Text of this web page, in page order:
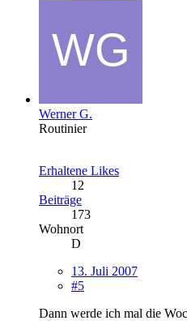
Werner G.
Routinier
Erhaltene Likes
12
Beiträge
173
Wohnort
D
13. Juli 2007
#5
Dann werde ich mal die